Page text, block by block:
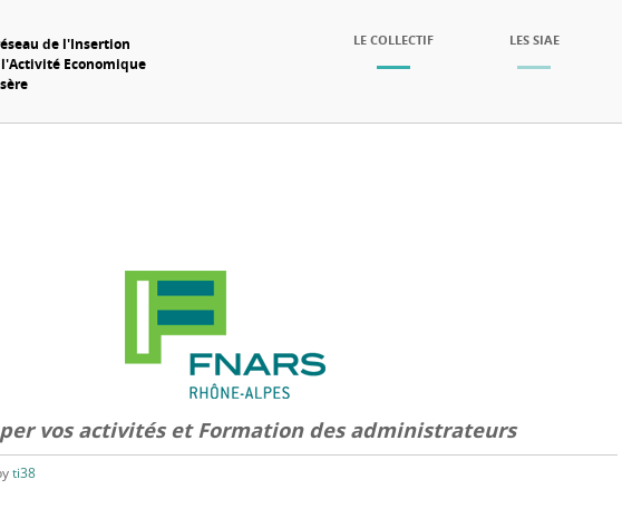
de l'Insertion
Economique
LE COLLECTIF LES SIAE
vos activités et Formation des administrateurs
ti38